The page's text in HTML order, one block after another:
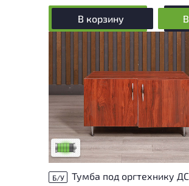
В корзину
У товара присутствуют
следы эксплуатации, не влияющие на
удобство его использования
Низкая степень износа
Б/У